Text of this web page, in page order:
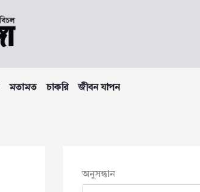
মতামত চাকরি জীবন যাপন
অনুসন্ধান